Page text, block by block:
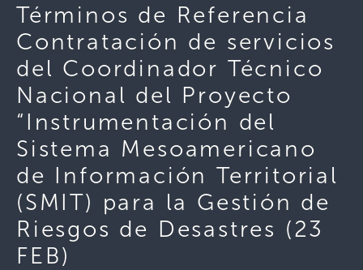
Términos de Referencia
Contratación de servicios
del Coordinador Técnico
Nacional del Proyecto
“Instrumentación del
Sistema Mesoamericano
de Información Territorial
(SMIT) para la Gestión de
Riesgos de Desastres (23
FEB)